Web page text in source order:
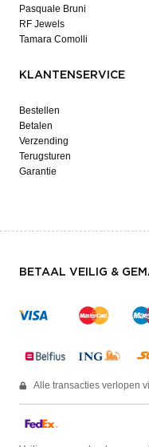
Pasquale Bruni
RF Jewels
Tamara Comolli
KLANTENSERVICE
Bestellen
Betalen
Verzending
Terugsturen
Garantie
BETAAL VEILIG &
Alle transacties verlopen